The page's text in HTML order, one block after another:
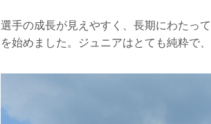
選手の成長が見えやすく、長期にわたっ
を始めました。ジュニアはとても純粋で